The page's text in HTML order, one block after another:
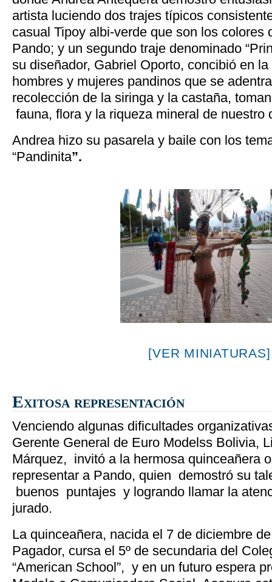
artista luciendo dos trajes típicos
casual Tipoy albi-verde que son los colores
Pando; y un segundo traje denominado
su diseñador, Gabriel Oporto, concibió en
hombres y mujeres pandinos que se
recolección de la siringa y la castaña,
fauna, flora y la riqueza mineral de nuestro
Andrea hizo su pasarela y baile con los
“Pandinita”.
[VER MINIATURAS]
Exitosa representación
Venciendo algunas dificultades
Gerente General de Euro Modelss Bolivia,
Márquez, invitó a la hermosa quinceañera
representar a Pando, quien demostró su
buenos puntajes y logrando llamar la
jurado.
La quinceañera, nacida el 7 de diciembre
Pagador, cursa el 5º de secundaria del
“American School”, y en un futuro espera